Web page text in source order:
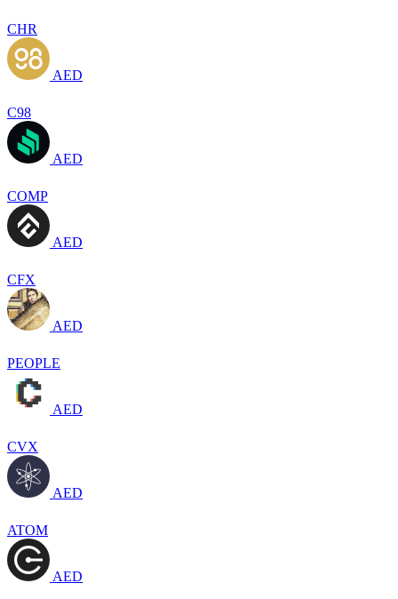
CHR
AED
C98
AED
COMP
AED
CFX
AED
PEOPLE
AED
CVX
AED
ATOM
AED